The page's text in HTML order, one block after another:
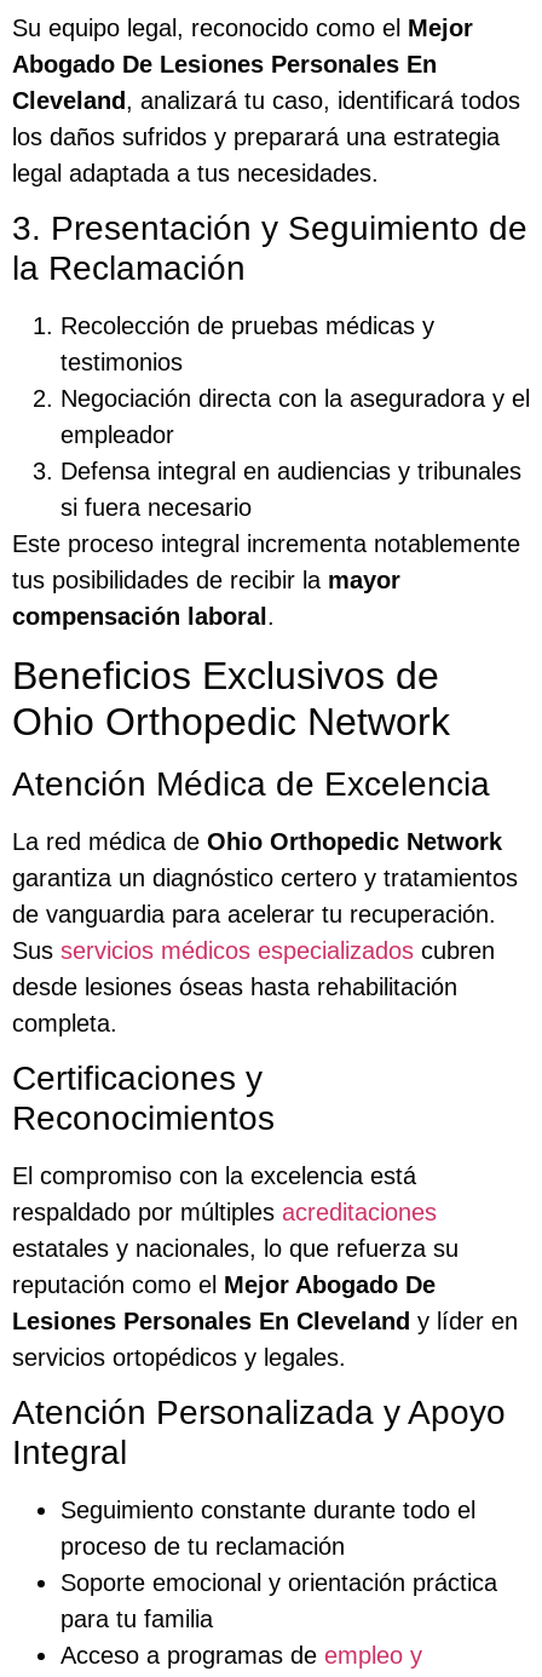
Su equipo legal, reconocido como el Mejor
Abogado De Lesiones Personales En
Cleveland, analizará tu caso, identificará todos
los daños sufridos y preparará una estrategia
legal adaptada a tus necesidades.
3. Presentación y Seguimiento de
la Reclamación
Recolección de pruebas médicas y
testimonios
Negociación directa con la aseguradora y el
empleador
Defensa integral en audiencias y tribunales
si fuera necesario
Este proceso integral incrementa notablemente
tus posibilidades de recibir la mayor
compensación laboral .
Beneficios Exclusivos de
Ohio Orthopedic Network
Atención Médica de Excelencia
La red médica de Ohio Orthopedic Network
garantiza un diagnóstico certero y tratamientos
de vanguardia para acelerar tu recuperación.
Sus servicios médicos especializados cubren
desde lesiones óseas hasta rehabilitación
completa.
Certificaciones y
Reconocimientos
El compromiso con la excelencia está
respaldado por múltiples acreditaciones
estatales y nacionales, lo que refuerza su
reputación como el Mejor Abogado De
Lesiones Personales En Cleveland y líder en
servicios ortopédicos y legales.
Atención Personalizada y Apoyo
Integral
Seguimiento constante durante todo el
proceso de tu reclamación
Soporte emocional y orientación práctica
para tu familia
Acceso a programas de empleo y